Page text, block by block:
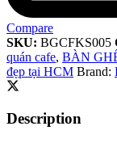
Compare
SKU: BGCFKS005
quán cafe, BÀN
đẹp tại HCM Brand:
Description